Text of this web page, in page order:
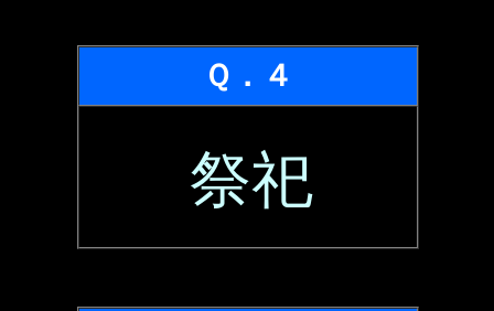
Ｑ．４
祭祀